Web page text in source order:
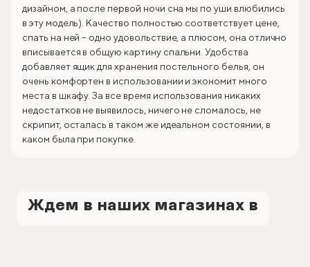
дизайном, а после первой ночи сна мы по уши влюбились
в эту модель). Качество полностью соответствует цене,
спать на ней – одно удовольствие, а плюсом, она отлично
вписывается в общую картину спальни. Удобства
добавляет ящик для хранения постельного белья, он
очень комфортен в использовании и экономит много
места в шкафу. За все время использования никаких
недостатков не выявилось, ничего не сломалось, не
скрипит, осталась в таком же идеальном состоянии, в
каком была при покупке.
Ждем в наших магазинах в